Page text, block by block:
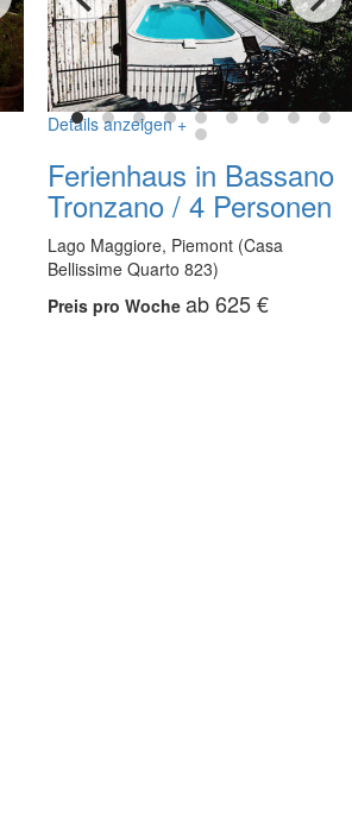
Details anzeigen +
Ferienhaus in Bassano
Tronzano / 4 Personen
Lago Maggiore, Piemont (Casa
Bellissime Quarto 823)
Preis pro Woche ab 625 €